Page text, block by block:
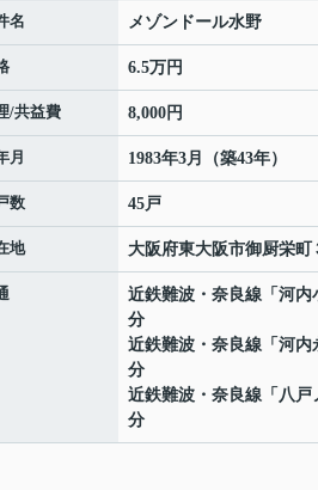
名 メゾンドール水野
6.5万円
/共益費 8,000円
月 1983年3月（築43年）
数 45戸
地 大阪府東大阪市御厨栄町
近鉄難波・奈良線 「 河内
分
近鉄難波・奈良線 「 河内
分
近鉄難波・奈良線 「 八戸
分